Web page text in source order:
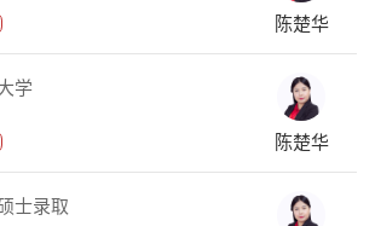
陈楚华
学
陈楚华
士录取